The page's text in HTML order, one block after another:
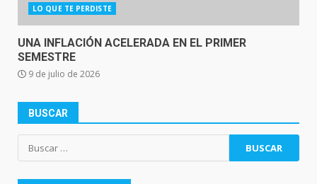
LO QUE TE PERDISTE
UNA INFLACIÓN ACELERADA EN EL PRIMER
SEMESTRE
9 de julio de 2026
BUSCAR
Buscar: